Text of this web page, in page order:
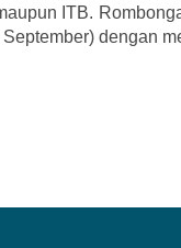
ITB.
dengan